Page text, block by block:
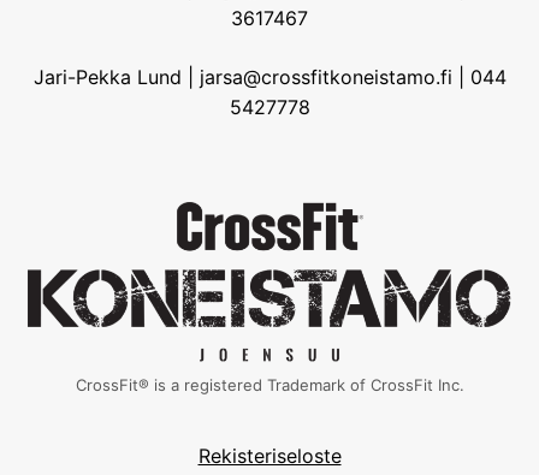
3617467
Jari-Pekka Lund | jarsa@crossfitkoneistamo.fi | 044
5427778
CrossFit® is a registered Trademark of CrossFit Inc.
Rekisteriseloste